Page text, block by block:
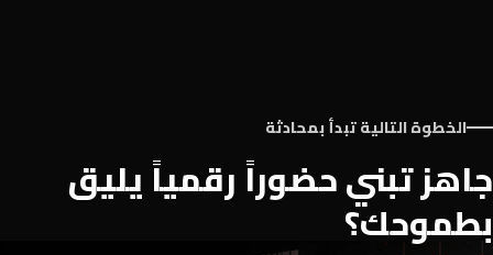
الخطوة التالية تبدأ بمحادثة
جاهز تبني حضوراً رقمياً يليق
بطموحك؟